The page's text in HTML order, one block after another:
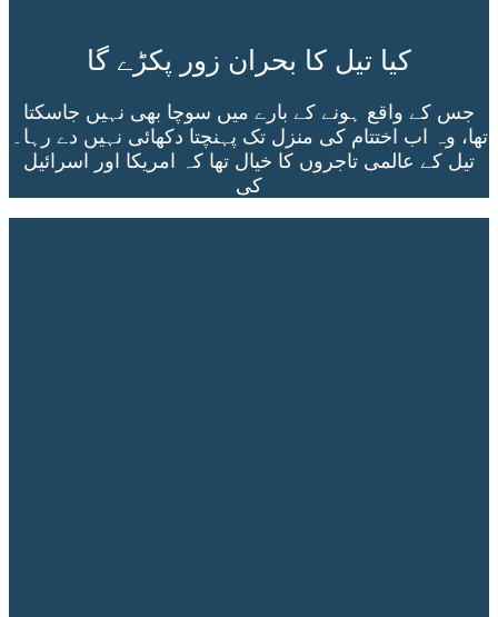
کیا تیل کا بحران زور پکڑے گا
جس کے واقع ہونے کے بارے میں سوچا بھی نہیں جاسکتا
تھا، وہ اب اختتام کی منزل تک پہنچتا دکھائی نہیں دے رہا۔
تیل کے عالمی تاجروں کا خیال تھا کہ امریکا اور اسرائیل
کی